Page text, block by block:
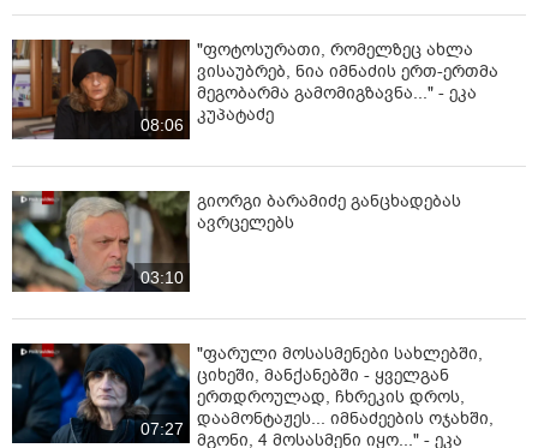
08:06
"ფოტოსურათი, რომელზეც ახლა
ვისაუბრებ, ნია იმნაძის ერთ-ერთმა
მეგობარმა გამომიგზავნა..." - ეკა
კუპატაძე
03:10
გიორგი ბარამიძე განცხადებას
ავრცელებს
07:27
"ფარული მოსასმენები სახლებში,
ციხეში, მანქანებში - ყველგან
ერთდროულად, ჩხრეკის დროს,
დაამონტაჟეს... იმნაძეების ოჯახში,
მგონი, 4 მოსასმენი იყო..." - ეკა